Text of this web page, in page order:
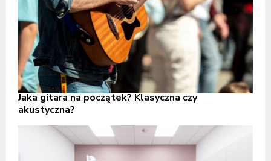
Jaka gitara na początek? Klasyczna czy
akustyczna?